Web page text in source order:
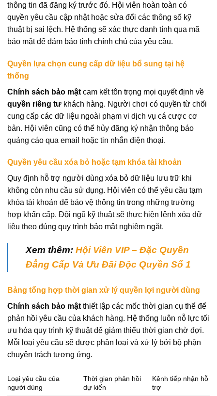
thông tin đã đăng ký trước đó. Hội viên hoàn toàn có
quyền yêu cầu cập nhật hoặc sửa đổi các thông số kỹ
thuật bị sai lệch. Hệ thống sẽ xác thực danh tính qua mã
bảo mật để đảm bảo tính chính chủ của yêu cầu.
Quyền lựa chọn cung cấp dữ liệu bổ sung tại hệ
thống
Chính sách bảo mật cam kết tôn trọng mọi quyết định về
quyền riêng tư khách hàng. Người chơi có quyền từ chối
cung cấp các dữ liệu ngoài phạm vi dịch vụ cá cược cơ
bản. Hội viên cũng có thể hủy đăng ký nhận thông báo
quảng cáo qua email hoặc tin nhắn điện thoại.
Quyền yêu cầu xóa bỏ hoặc tạm khóa tài khoản
Quy định hỗ trợ người dùng xóa bỏ dữ liệu lưu trữ khi
không còn nhu cầu sử dụng. Hội viên có thể yêu cầu tạm
khóa tài khoản để bảo vệ thông tin trong những trường
hợp khẩn cấp. Đội ngũ kỹ thuật sẽ thực hiện lệnh xóa dữ
liệu theo đúng quy trình bảo mật nghiêm ngặt.
Xem thêm: Hội Viên VIP – Đặc Quyền
Đẳng Cấp Và Ưu Đãi Độc Quyền Số 1
Bảng tổng hợp thời gian xử lý quyền lợi người dùng
Chính sách bảo mật thiết lập các mốc thời gian cụ thể để
phản hồi yêu cầu của khách hàng. Hệ thống luôn nỗ lực tối
ưu hóa quy trình kỹ thuật để giảm thiểu thời gian chờ đợi.
Mỗi loại yêu cầu sẽ được phân loại và xử lý bởi bộ phận
chuyên trách tương ứng.
Loại yêu cầu của
người dùng
Thời gian phản hồi
dự kiến
Kênh tiếp nhận hỗ
trợ